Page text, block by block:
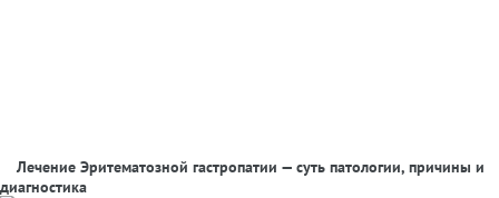
Лечение Эритематозной гастропатии — суть патологии, причины и
диагностика